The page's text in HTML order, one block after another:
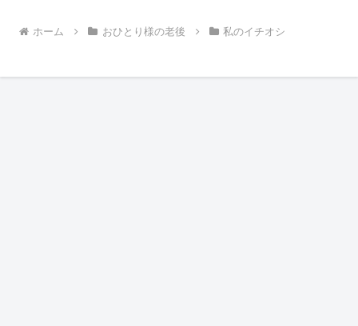
ホーム おひとり様の老後 私のイチオシ